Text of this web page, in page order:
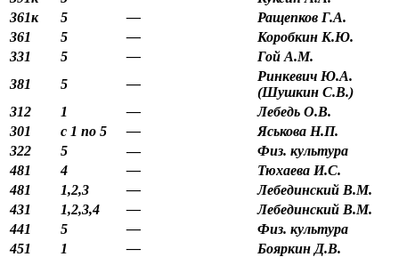
361к
5 —
Ращепков Г.А.
361
5 —
Коробкин К.Ю.
331
5 —
Гой А.М.
381
5 —
Ринкевич Ю.А.
(Шушкин С.В.)
312
1 —
Лебедь О.В.
301
с 1 по 5 —
Яськова Н.П.
322
5 —
Физ. культура
481
4 —
Тюхаева И.С.
481
1,2,3 —
Лебединский В.М.
431
1,2,3,4 —
Лебединский В.М.
441
5 —
Физ. культура
451
1 — Бояркин Д.В.